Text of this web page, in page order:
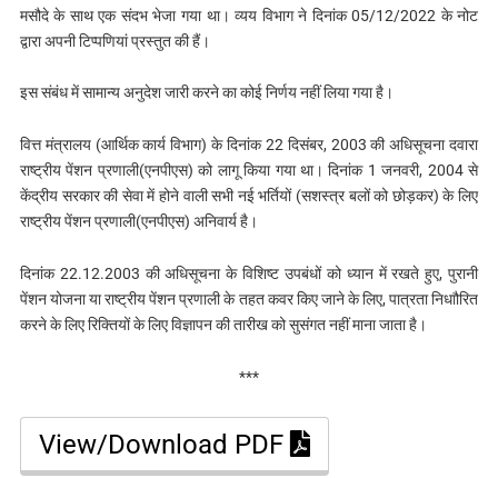
मसौदे के साथ एक संदभ भेजा गया था। व्यय विभाग ने दिनांक 05/12/2022 के नोट
द्वारा अपनी टिप्पणियां प्रस्तुत की हैं।
इस संबंध में सामान्य अनुदेश जारी करने का कोई निर्णय नहीं लिया गया है।
वित्त मंत्रालय (आर्थिक कार्य विभाग) के दिनांक 22 दिसंबर, 2003 की अधिसूचना दवारा
राष्ट्रीय पेंशन प्रणाली(एनपीएस) को लागू किया गया था। दिनांक 1 जनवरी, 2004 से
केंद्रीय सरकार की सेवा में होने वाली सभी नई भर्तियों (सशस्त्र बलों को छोड़कर) के लिए
राष्ट्रीय पेंशन प्रणाली(एनपीएस) अनिवार्य है।
दिनांक 22.12.2003 की अधिसूचना के विशिष्ट उपबंधों को ध्यान में रखते हुए, पुरानी
पेंशन योजना या राष्ट्रीय पेंशन प्रणाली के तहत कवर किए जाने के लिए, पात्रता निधाौरित
करने के लिए रिक्तियों के लिए विज्ञापन की तारीख को सुसंगत नहीं माना जाता है।
***
View/Download PDF